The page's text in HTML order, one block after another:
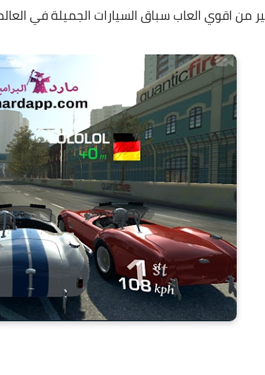
من اقوي العاب سباق السيارات الجميلة في